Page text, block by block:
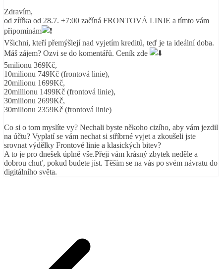
Zdravím,
od zítřka od 28.7. ±7:00 začíná FRONTOVÁ LINIE a tímto vám
připomínám
Všichni, kteří přemýšlejí nad vyjetím kreditů, teď je ta ideální doba.
Máš zájem? Ozvi se do komentářů. Ceník zde
5milionu 369Kč,
10milionu 749Kč (frontová linie),
20milionu 1699Kč,
20millionu 1499Kč (frontová linie),
30milionu 2699Kč,
30milionu 2359Kč (frontová linie)
Co si o tom myslíte vy? Nechali byste někoho cizího, aby vám jezdil
na účtu? Vyplatí se vám nechat si stříbrné vyjet a zkoušeli jste
srovnat výdělky Frontové linie a klasických bitev?
A to je pro dnešek úplně vše.Přeji vám krásný zbytek neděle a
dobrou chuť, pokud budete jíst. Těším se na vás po svém návratu do
digitálního světa.